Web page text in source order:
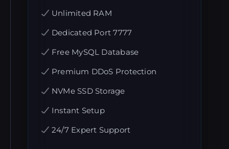
Unlimited RAM
Dedicated Port 7777
Free MySQL Database
Premium DDoS Protection
NVMe SSD Storage
Instant Setup
24/7 Expert Support